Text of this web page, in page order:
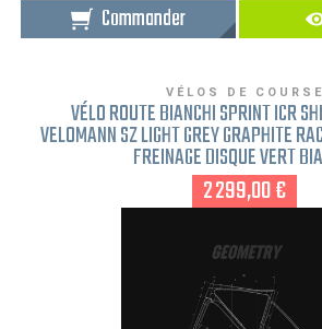
Commander
VÉLOS DE COURSE
VÉLO ROUTE BIANCHI SPRINT ICR
VELOMANN SZ LIGHT GREY GRAPHITE
FREINAGE DISQUE VERT
2 299,00 €